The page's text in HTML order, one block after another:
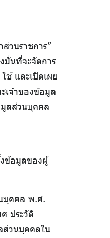
วนราชการ”
มั่นที่จะจัดการ
ช้ และเปิดเผย
เจ้าของข้อมูล
ลส่วนบุคคล
ข้อมูลของผู้
บุคคล พ.ศ.
ประวัติ
วนบุคคลใน